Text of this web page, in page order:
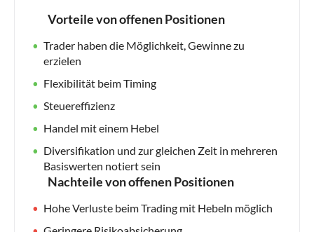
Vorteile von offenen Positionen
Trader haben die Möglichkeit, Gewinne zu
erzielen
Flexibilität beim Timing
Steuereffizienz
Handel mit einem Hebel
Diversifikation und zur gleichen Zeit in mehreren
Basiswerten notiert sein
Nachteile von offenen Positionen
Hohe Verluste beim Trading mit Hebeln möglich